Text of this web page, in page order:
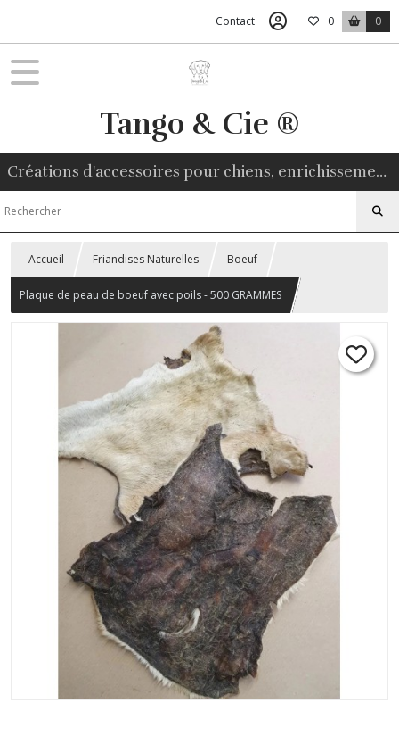
Contact 0 0
Tango & Cie ®
Créations d'accessoires pour chiens, enrichissement environnemental, friandises naturelles
Accueil Friandises Naturelles Boeuf
Plaque de peau de boeuf avec poils - 500 GRAMMES